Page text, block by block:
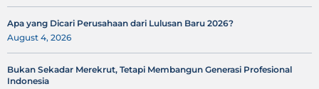
Apa yang Dicari Perusahaan dari Lulusan Baru 2026?
August 4, 2026
Bukan Sekadar Merekrut, Tetapi Membangun Generasi Profesional
Indonesia